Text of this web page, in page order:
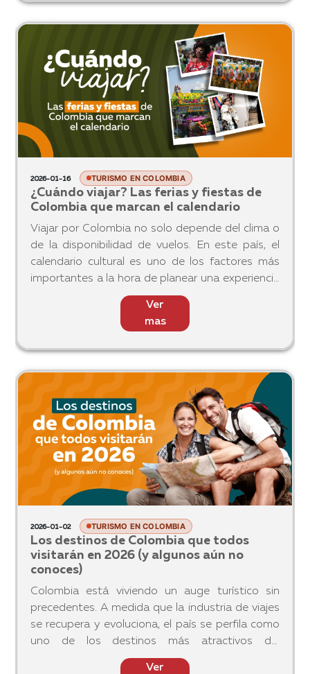
2026-01-16 TURISMO EN COLOMBIA
¿Cuándo viajar? Las ferias y fiestas de
Colombia que marcan el calendario
Viajar por Colombia no solo depende del clima o
de la disponibilidad de vuelos. En este país, el
calendario cultural es uno de los factores más
importantes a la hora de planear una experiencia
auténtica. A lo largo del año, ferias, fiestas
Ver
mas
2026-01-02 TURISMO EN COLOMBIA
Los destinos de Colombia que todos
visitarán en 2026 (y algunos aún no
conoces)
Colombia está viviendo un auge turístico sin
precedentes. A medida que la industria de viajes
se recupera y evoluciona, el país se perfila como
uno de los destinos más atractivos del
continente para 2026 gracias a su diversidad
Ver